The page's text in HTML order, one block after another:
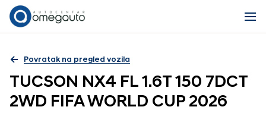
Povratak na pregled vozila
TUCSON NX4 FL 1.6T 150 7DCT
2WD FIFA WORLD CUP 2026